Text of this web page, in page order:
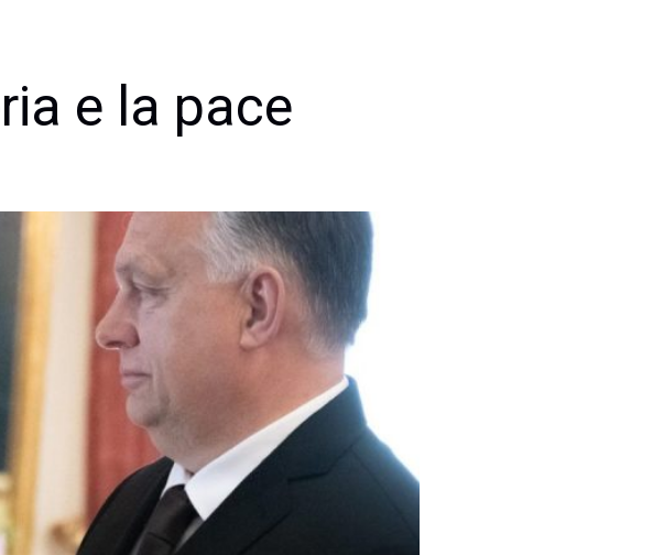
e la pace